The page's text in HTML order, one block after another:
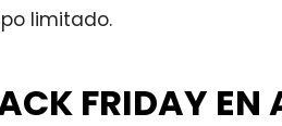
limitado.
FRIDAY